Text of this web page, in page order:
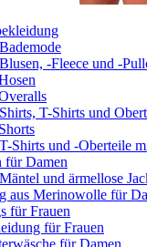
-Fleece und -
T-Shirts und
Shirts und -Oberteile
für Damen
und ärmellose
aus Merinowolle für
für Frauen
für Frauen
für Damen